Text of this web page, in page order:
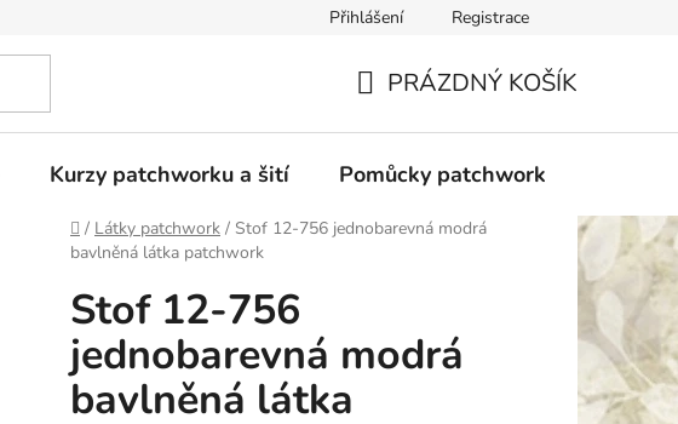
Obchodní podmínky
Přihlášení Registrace
KOŠÍK
PRÁZDNÝ KOŠÍK
Kurzy patchworku a šití Pomůcky patchwork
Domů
/ Látky patchwork / Stof 12-756 jednobarevná modrá
bavlněná látka patchwork
Stof 12-756
jednobarevná modrá
bavlněná látka